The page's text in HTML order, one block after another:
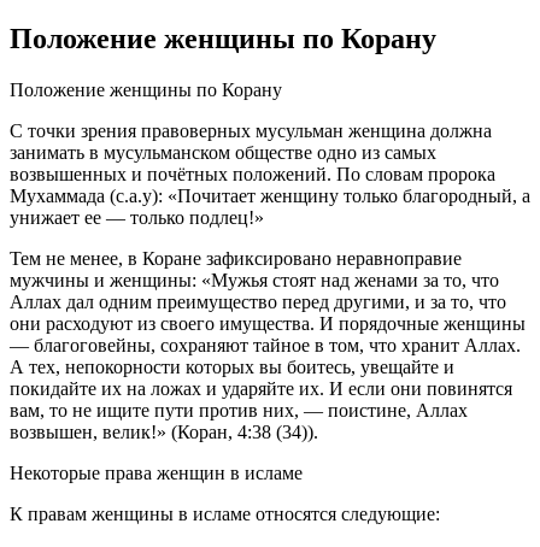
Положение женщины по Корану
Положение женщины по Корану
С точки зрения правоверных мусульман женщина должна
занимать в мусульманском обществе одно из самых
возвышенных и почётных положений. По словам пророка
Мухаммада (с.а.у): «Почитает женщину только благородный, а
унижает ее — только подлец!»
Тем не менее, в Коране зафиксировано неравноправие
мужчины и женщины: «Мужья стоят над женами за то, что
Аллах дал одним преимущество перед другими, и за то, что
они расходуют из своего имущества. И порядочные женщины
— благоговейны, сохраняют тайное в том, что хранит Аллах.
А тех, непокорности которых вы боитесь, увещайте и
покидайте их на ложах и ударяйте их. И если они повинятся
вам, то не ищите пути против них, — поистине, Аллах
возвышен, велик!» (Коран, 4:38 (34)).
Некоторые права женщин в исламе
К правам женщины в исламе относятся следующие: